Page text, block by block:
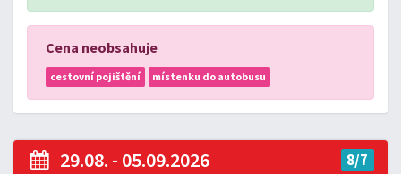
Cena neobsahuje
cestovní pojištění místenku do autobusu
8/7
29.08. - 05.09.2026